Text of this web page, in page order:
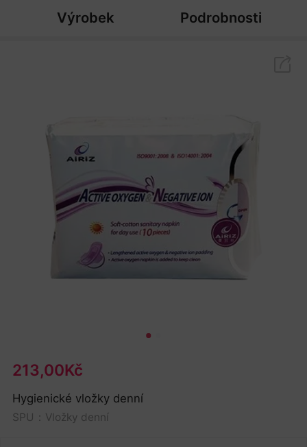
Výrobek Podrobnosti
213,00Kč
Hygienické vložky denní
SPU：Vložky denní